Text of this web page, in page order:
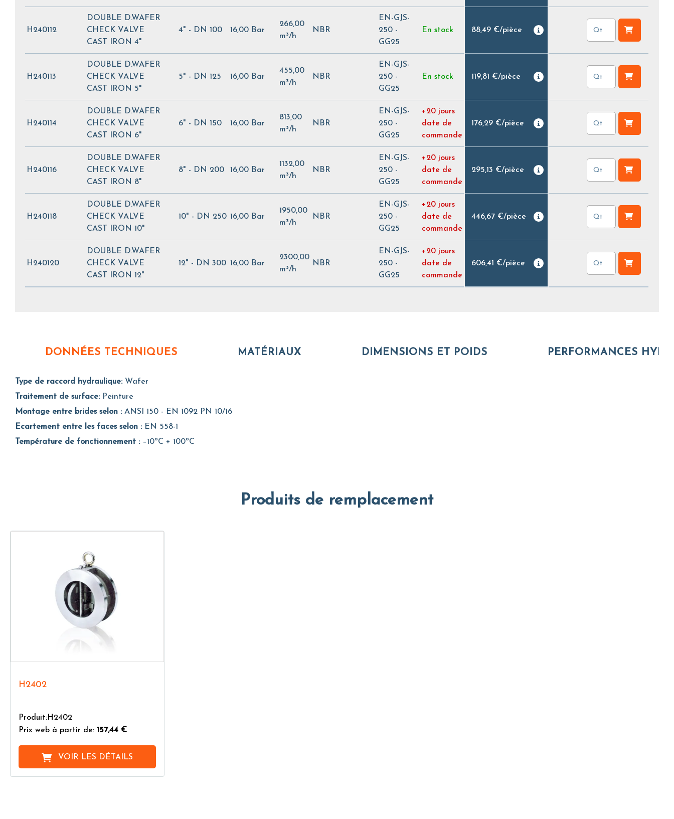
H240112
DOUBLE D.WAFER
CHECK VALVE
CAST IRON 4"
4" - DN 100 16,00 Bar
266,00
m³/h
NBR
EN-GJS-
250 -
GG25
En stock 88,49 €/pièce
H240113
DOUBLE D.WAFER
CHECK VALVE
CAST IRON 5"
5" - DN 125 16,00 Bar
455,00
m³/h
NBR
EN-GJS-
250 -
GG25
En stock 119,81 €/pièce
H240114
DOUBLE D.WAFER
CHECK VALVE
CAST IRON 6"
6" - DN 150 16,00 Bar
813,00
m³/h
NBR
EN-GJS-
250 -
GG25
+20 jours
date de
commande
176,29 €/pièce
H240116
DOUBLE D.WAFER
CHECK VALVE
CAST IRON 8"
8" - DN 200 16,00 Bar
1132,00
m³/h
NBR
EN-GJS-
250 -
GG25
+20 jours
date de
commande
295,13 €/pièce
H240118
DOUBLE D.WAFER
CHECK VALVE
CAST IRON 10"
10" - DN 250 16,00 Bar
1950,00
m³/h
NBR
EN-GJS-
250 -
GG25
+20 jours
date de
commande
446,67 €/pièce
H240120
DOUBLE D.WAFER
CHECK VALVE
CAST IRON 12"
12" - DN 300 16,00 Bar
2300,00
m³/h
NBR
EN-GJS-
250 -
GG25
+20 jours
date de
commande
606,41 €/pièce
DONNÉES TECHNIQUES MATÉRIAUX DIMENSIONS ET POIDS PERFORMANCES
Type de raccord hydraulique: Wafer
Traitement de surface: Peinture
Montage entre brides selon : ANSI 150 - EN 1092 PN 10/16
Ecartement entre les faces selon : EN 558-1
Température de fonctionnement :–10ºC + 100ºC
Produits de remplacement
H2402
Produit:H2402
Prix web à partir de: 157,44 €
VOIR LES DÉTAILS